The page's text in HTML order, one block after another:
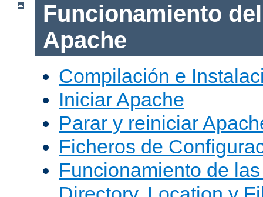
Funcionamiento
Apache
Compilación e
Iniciar Apache
Parar y reiniciar
Ficheros de
Funcionamiento de